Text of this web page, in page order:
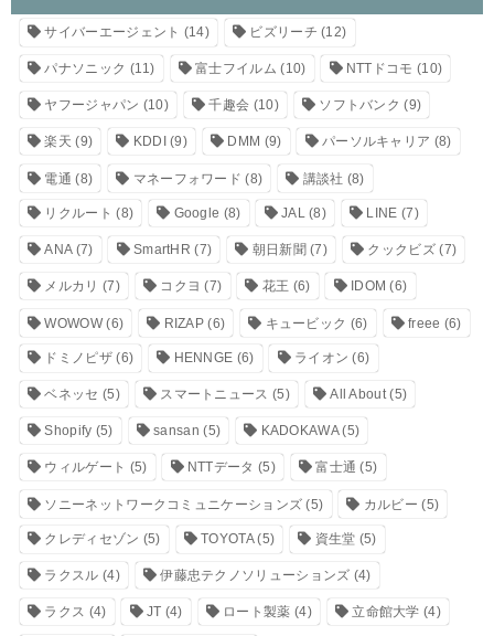
サイバーエージェント (14) ビズリーチ (12)
パナソニック (11) 富士フイルム (10) NTTドコモ (10)
ヤフージャパン (10) 千趣会 (10) ソフトバンク (9)
楽天 (9) KDDI (9) DMM (9) パーソルキャリア (8)
電通 (8) マネーフォワード (8) 講談社 (8)
リクルート (8) Google (8) JAL(8) LINE (7)
ANA(7) SmartHR (7) 朝日新聞 (7) クックビズ(7)
メルカリ (7) コクヨ (7) 花王 (6) IDOM (6)
WOWOW(6) RIZAP (6) キュービック (6) freee (6)
ドミノピザ(6) HENNGE (6) ライオン (6)
ベネッセ (5) スマートニュース (5) All About(5)
Shopify (5) sansan (5) KADOKAWA(5)
ウィルゲート (5) NTTデータ (5) 富士通 (5)
ソニーネットワークコミュニケーションズ (5) カルビー (5)
クレディセゾン (5) TOYOTA(5) 資生堂 (5)
ラクスル (4) 伊藤忠テクノソリューションズ (4)
ラクス (4) JT (4) ロート製薬 (4) 立命館大学 (4)